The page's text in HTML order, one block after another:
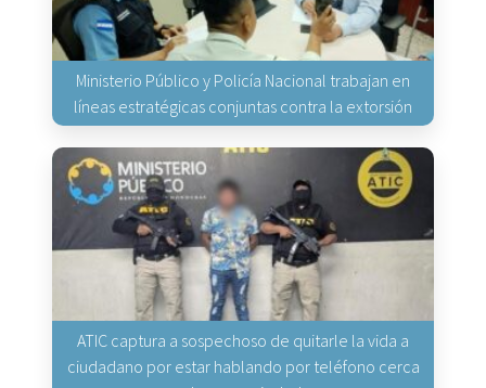
Ministerio Público y Policía Nacional trabajan en
líneas estratégicas conjuntas contra la extorsión
ATIC captura a sospechoso de quitarle la vida a
ciudadano por estar hablando por teléfono cerca